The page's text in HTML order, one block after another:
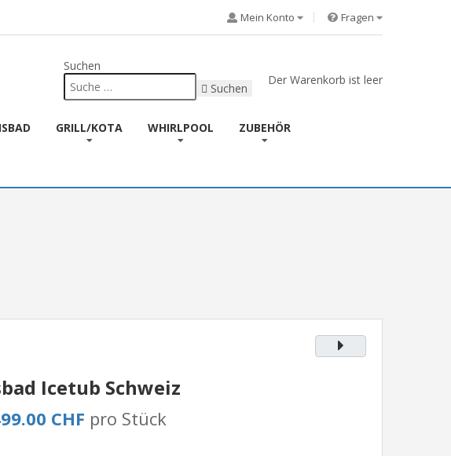
Mein Konto Fragen
Suchen
Suchen
Der Warenkorb ist leer
GRILL/KOTA WHIRLPOOL ZUBEHÖR
Icetub Schweiz
CHF pro Stück